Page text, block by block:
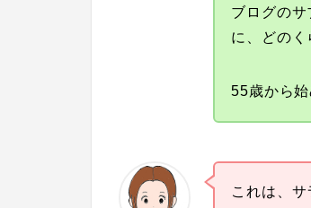
ブログの
に、どのく
55歳から
これは、